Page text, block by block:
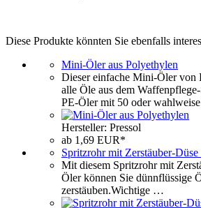
Diese Produkte könnten Sie ebenfalls
Mini-Öler aus Polyethylen
Dieser einfache Mini-Öler von
alle Öle aus dem
PE-Öler mit 50 oder
Hersteller: Pressol
ab 1,69 EUR*
Spritzrohr mit Zerstäuber-
Mit diesem Spritzrohr mit
Öler können Sie dünnflüssige
zerstäuben.Wichtige …